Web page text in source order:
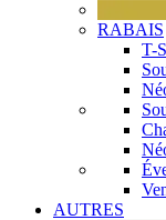
RABAIS
T-
AUTRES